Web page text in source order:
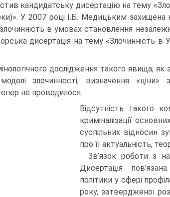
кандидатську дисертацію на тему
У 2007 році І.Б. Медицьким захищена
в умовах становлення
дисертація на тему «Злочинність в
дослідження такого явища, як
моделі злочинності, визначення
не проводилося.
Відсутність такого
криміналізації
суспільних відносин
про її актуальність,
Зв’язок роботи з
Дисертація
політики у сфері
року, затвердженої